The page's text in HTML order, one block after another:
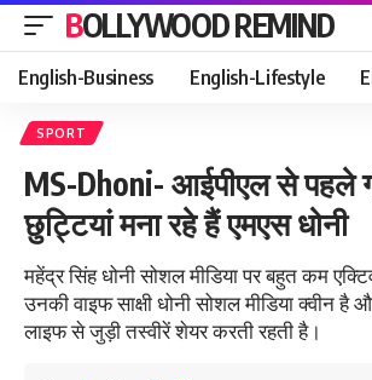
BOLLYWOOD REMIND
English-Business English-Lifestyle
SPORT
MS-Dhoni- आईपीएल से पहले
छुट्टियां मना रहे हैं एमएस धोनी
महेंद्र सिंह धोनी सोशल मीडिया पर बहुत कम
उनकी वाइफ साक्षी धोनी सोशल मीडिया क्वीन
लाइफ से जुड़ी तस्वीरें शेयर करती रहती है।